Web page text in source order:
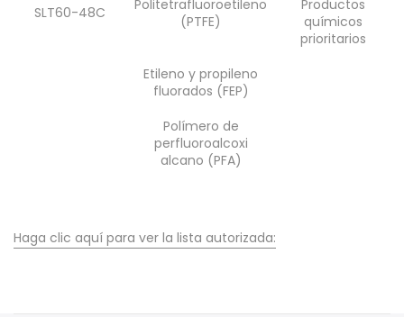
SLT60-48C
Politetrafluoroetileno
(PTFE)
Productos
químicos
prioritarios
Etileno y propileno
fluorados (FEP)
Polímero de
perfluoroalcoxi
alcano (PFA)
Haga clic aquí para ver la lista autorizada: